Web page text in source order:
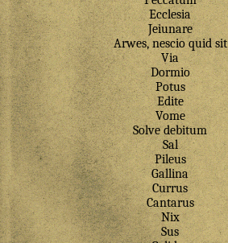
Ecclesia
Jeiunare
Arwes, nescio quid sit
Via
Dormio
Potus
Edite
Vome
Solve debitum
Sal
Pileus
Gallina
Currus
Cantarus
Nix
Sus